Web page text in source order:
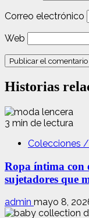
Correo electrónico
Web
Historias
3 min de lectura
Colecciones
Ropa íntima con
sujetadores que
admin mayo 8,